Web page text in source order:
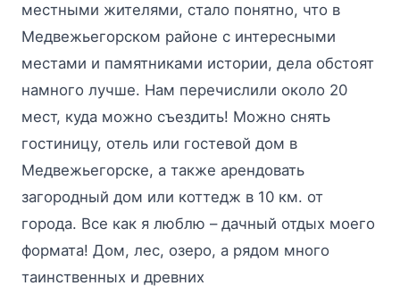
местными жителями, стало понятно, что в
Медвежьегорском районе с интересными
местами и памятниками истории, дела обстоят
намного лучше. Нам перечислили около 20
мест, куда можно съездить! Можно снять
гостиницу, отель или гостевой дом в
Медвежьегорске, а также арендовать
загородный дом или коттедж в 10 км. от
города. Все как я люблю – дачный отдых моего
формата! Дом, лес, озеро, а рядом много
таинственных и древних